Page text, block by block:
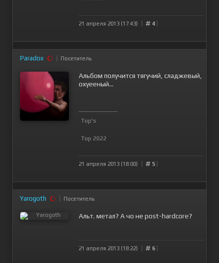
21 апреля 2013 (17:43) 4
Paradox Посетитель
Альбом получится тягучий, сладжевый,
охуееный...
--------------------
Top's
Top 2022
21 апреля 2013 (18:00) 5
Yarogoth Посетитель
Альт. метал? А чо не post-hardcore?
21 апреля 2013 (18:22) 6